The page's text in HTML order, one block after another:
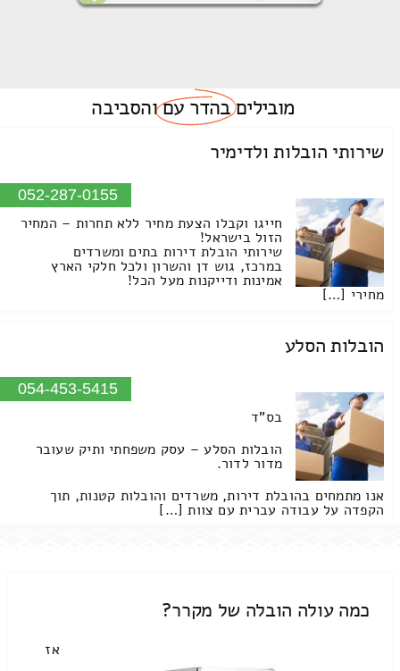
מוביליםבהדר עםוהסביבה
שירותי הובלות ולדימיר
052-287-0155
חייגו וקבלו הצעת מחיר ללא תחרות – המחיר
הזול בישראל!
שירותי הובלת דירות בתים ומשרדים
במרכז, גוש דן והשרון ולכל חלקי הארץ
אמינות ודייקנות מעל הכל!
מחירי […]
הובלות הסלע
054-453-5415
בס"ד
הובלות הסלע – עסק משפחתי ותיק שעובר
מדור לדור.
אנו מתמחים בהובלת דירות, משרדים והובלות קטנות, תוך
הקפדה על עבודה עברית עם צוות […]
כמה עולה הובלה של מקרר?
אז